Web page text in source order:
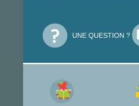
UNE QUESTION ?